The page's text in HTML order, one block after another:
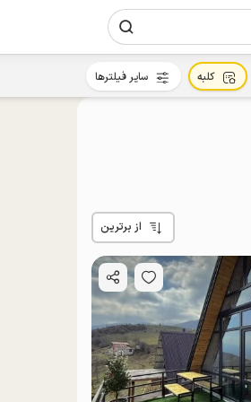
از برترین
کلبه سایر فیلترها